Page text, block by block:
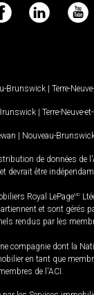
LinkedIn
Brunswick Terre-
Terre-Neuve-
Nouveau-
de données de
être
Royal LePageMD
et sont gérés
par les
compagnie dont la
en tant que
de l'ACI.